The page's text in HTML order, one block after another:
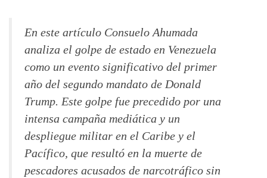
En este artículo Consuelo Ahumada
analiza el golpe de estado en Venezuela
como un evento significativo del primer
año del segundo mandato de Donald
Trump. Este golpe fue precedido por una
intensa campaña mediática y un
despliegue militar en el Caribe y el
Pacífico, que resultó en la muerte de
pescadores acusados de narcotráfico sin